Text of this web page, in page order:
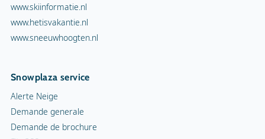
www.skiinformatie.nl
www.hetisvakantie.nl
www.sneeuwhoogten.nl
Snowplaza service
Alerte Neige
Demande generale
Demande de brochure